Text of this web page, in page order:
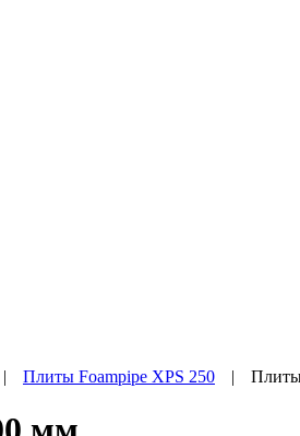
Плиты Foampipe XPS 250 |